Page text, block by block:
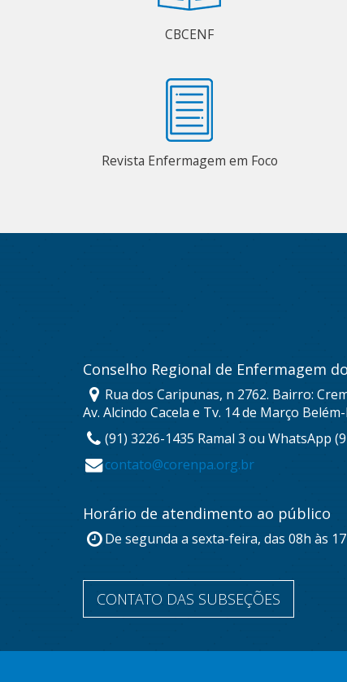
CBCENF
Revista Enfermagem em Foco
Conselho Regional de Enfermagem
Rua dos Caripunas, n 2762. Bairro:
Av. Alcindo Cacela e Tv. 14 de Março
(91) 3226-1435 Ramal 3 ou WhatsApp
contato@corenpa.org.br
Horário de atendimento ao público
De segunda a sexta-feira, das 08h às
CONTATO DAS SUBSEÇÕES